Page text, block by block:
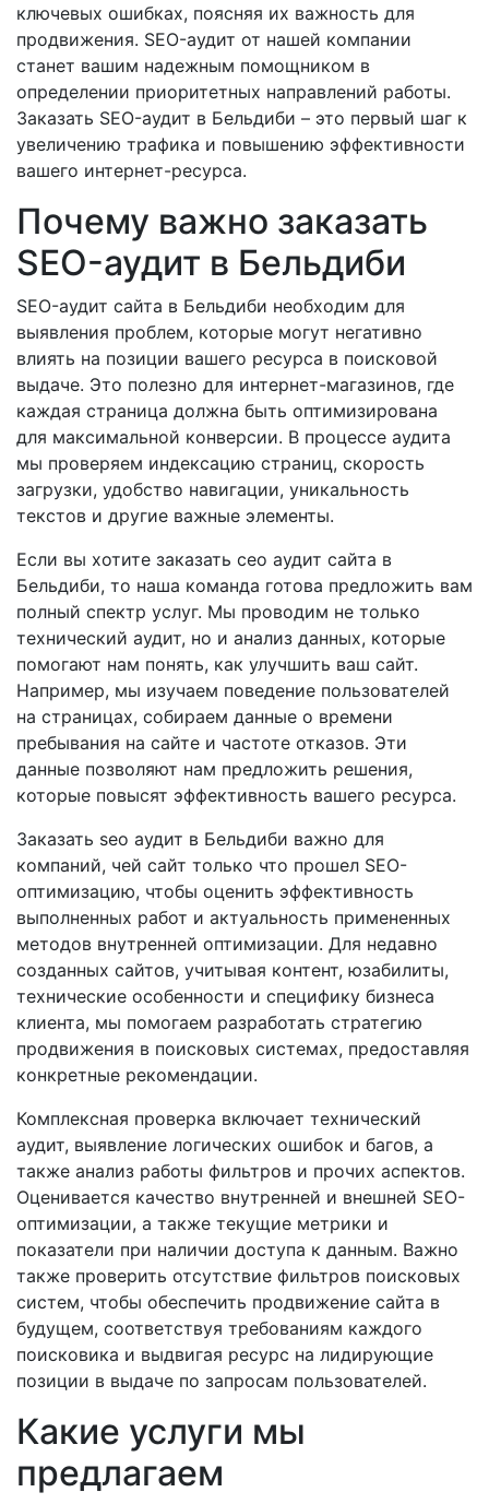
ключевых ошибках, поясняя их важность для
продвижения. SEO-аудит от нашей компании
станет вашим надежным помощником в
определении приоритетных направлений работы.
Заказать SEO-аудит в Бельдиби – это первый шаг к
увеличению трафика и повышению эффективности
вашего интернет-ресурса.
Почему важно заказать
SEO-аудит в Бельдиби
SEO-аудит сайта в Бельдиби необходим для
выявления проблем, которые могут негативно
влиять на позиции вашего ресурса в поисковой
выдаче. Это полезно для интернет-магазинов, где
каждая страница должна быть оптимизирована
для максимальной конверсии. В процессе аудита
мы проверяем индексацию страниц, скорость
загрузки, удобство навигации, уникальность
текстов и другие важные элементы.
Если вы хотите заказать сео аудит сайта в
Бельдиби, то наша команда готова предложить вам
полный спектр услуг. Мы проводим не только
технический аудит, но и анализ данных, которые
помогают нам понять, как улучшить ваш сайт.
Например, мы изучаем поведение пользователей
на страницах, собираем данные о времени
пребывания на сайте и частоте отказов. Эти
данные позволяют нам предложить решения,
которые повысят эффективность вашего ресурса.
Заказать seo аудит в Бельдиби важно для
компаний, чей сайт только что прошел SEO-
оптимизацию, чтобы оценить эффективность
выполненных работ и актуальность примененных
методов внутренней оптимизации. Для недавно
созданных сайтов, учитывая контент, юзабилиты,
технические особенности и специфику бизнеса
клиента, мы помогаем разработать стратегию
продвижения в поисковых системах, предоставляя
конкретные рекомендации.
Комплексная проверка включает технический
аудит, выявление логических ошибок и багов, а
также анализ работы фильтров и прочих аспектов.
Оценивается качество внутренней и внешней SEO-
оптимизации, а также текущие метрики и
показатели при наличии доступа к данным. Важно
также проверить отсутствие фильтров поисковых
систем, чтобы обеспечить продвижение сайта в
будущем, соответствуя требованиям каждого
поисковика и выдвигая ресурс на лидирующие
позиции в выдаче по запросам пользователей.
Какие услуги мы
предлагаем